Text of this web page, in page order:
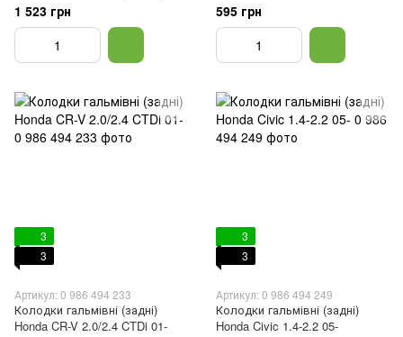
1 523 грн
82-96
595 грн
3
3
Артикул: 0 986 494 233
Колодки гальмівні (задні)
Honda CR-V 2.0/2.4 CTDi 01-
3
3
Артикул: 0 986 494 249
Колодки гальмівні (задні)
Honda Civic 1.4-2.2 05-